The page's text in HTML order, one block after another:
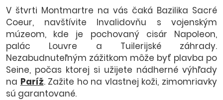
V štvrti Montmartre na vás čaká Bazilika Sacré
Coeur, navštívite Invalidovňu s vojenským
múzeom, kde je pochovaný cisár Napoleon,
palác Louvre a Tuilerijské záhrady.
Nezabudnuteľným zážitkom môže byť plavba po
Seine, počas ktorej si užijete nádherné výhľady
na Paríž. Zažite ho na vlastnej koži, zimomriavky
sú garantované.